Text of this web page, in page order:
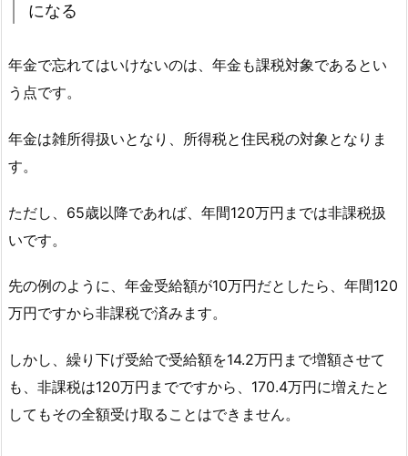
になる
年金で忘れてはいけないのは、年金も課税対象であるとい
う点です。
年金は雑所得扱いとなり、所得税と住民税の対象となりま
す。
ただし、65歳以降であれば、年間120万円までは非課税扱
いです。
先の例のように、年金受給額が10万円だとしたら、年間120
万円ですから非課税で済みます。
しかし、繰り下げ受給で受給額を14.2万円まで増額させて
も、非課税は120万円までですから、170.4万円に増えたと
してもその全額受け取ることはできません。